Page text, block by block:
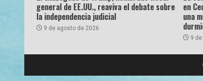
general de EE.UU., reaviva el debate sobre
la independencia judicial
9 de agosto de 2026
en
una
9